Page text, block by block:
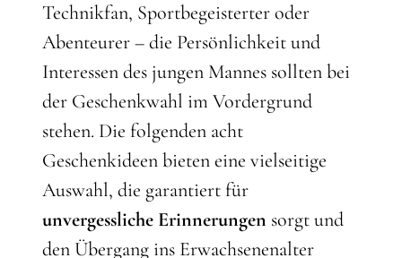
Technikfan, Sportbegeisterter oder
Abenteurer – die Persönlichkeit und
Interessen des jungen Mannes sollten bei
der Geschenkwahl im Vordergrund
stehen. Die folgenden acht
Geschenkideen bieten eine vielseitige
Auswahl, die garantiert für
unvergessliche Erinnerungen sorgt und
den Übergang ins Erwachsenenalter